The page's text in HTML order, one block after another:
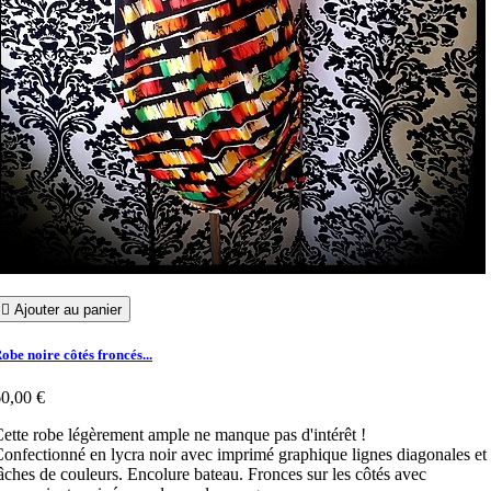
 Ajouter au panier
noire côtés froncés...
€
robe légèrement ample ne manque pas d'intérêt !
en lycra noir avec imprimé graphique lignes diagonales et
de couleurs. Encolure bateau. Fronces sur les côtés avec